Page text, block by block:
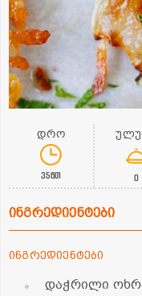
დრო
35წთ 0
ინგრედიენტები
ინგრედიენტები
დაჭრილი